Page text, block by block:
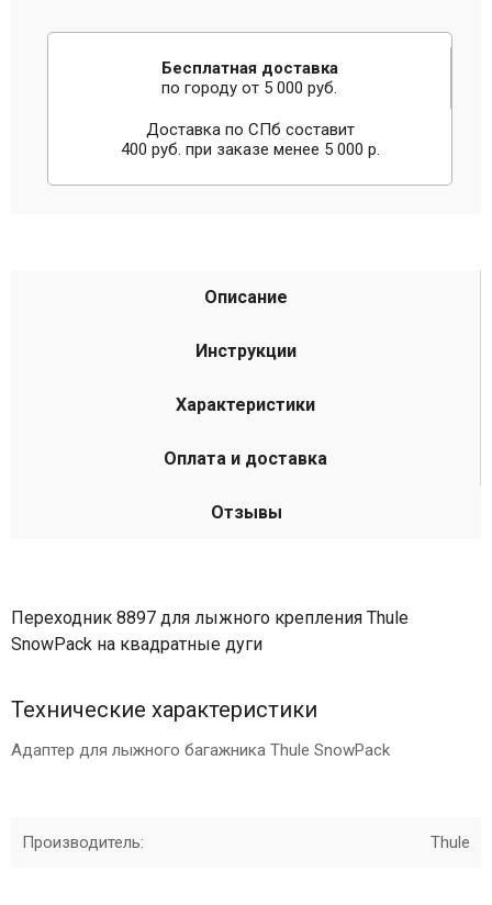
Бесплатная доставка
по городу от 5 000 руб.
Доставка по СПб составит
400 руб. при заказе менее 5 000 р.
Описание
Инструкции
Характеристики
Оплата и доставка
Отзывы
Переходник 8897 для лыжного крепления Thule
SnowPack на квадратные дуги
Технические характеристики
Адаптер для лыжного багажника Thule SnowPack
Производитель: Thule